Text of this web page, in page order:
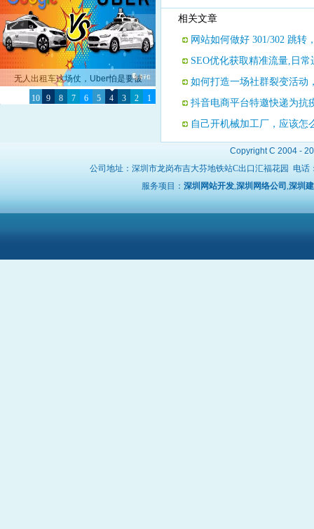
1
2
3
4
5
6
7
8
9
10
无人出租车这场仗，Uber怕是要被
Google彻底击败了
相关文章
网站如何做好 301/302 跳转
SEO优化获取精准流量,日
如何打造一场社群裂变活动
抖音电商平台特邀快递为抗
自己开机械加工厂，应该怎
Copyright C 2004 -
公司地址：深圳市龙岗布吉大芬地铁站C出口汇福花园 电话
服务项目： 深圳网站开发,深圳网络公司 ,深圳